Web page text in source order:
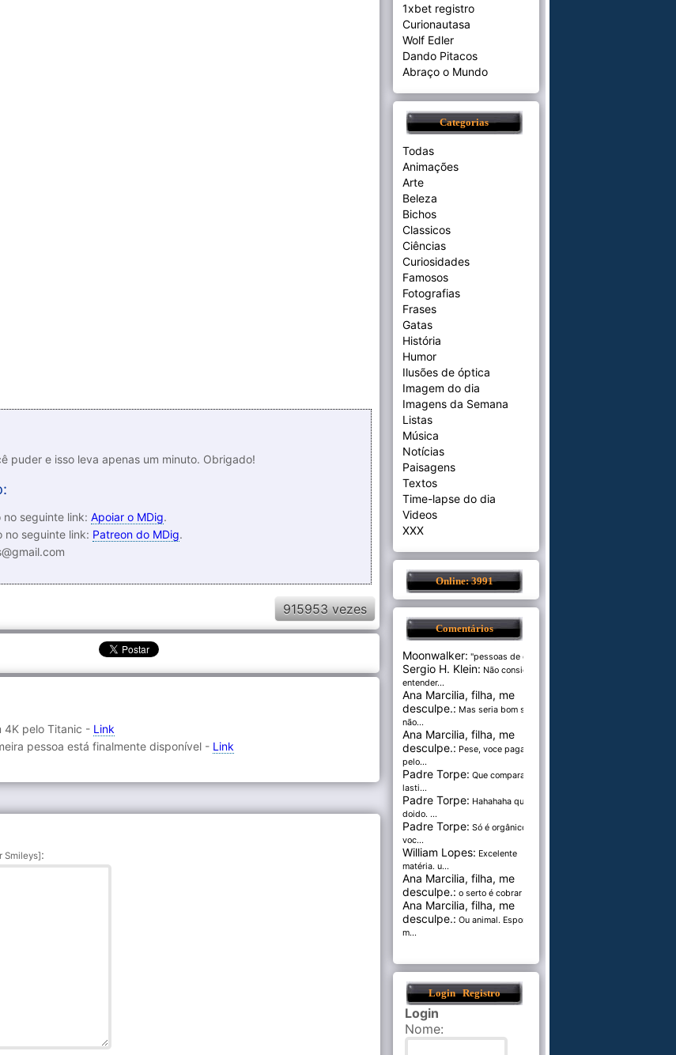
puder e isso leva apenas um minuto. Obrigado!
seguinte link: Apoiar o MDig.
no seguinte link: Patreon do MDig.
915953 vezes
4K pelo Titanic - Link
pessoa está finalmente disponível - Link
Smileys] :
1xbet registro
Curionautasa
Wolf Edler
Dando Pitacos
Abraço o Mundo
Categorias
Todas
Animações
Arte
Beleza
Bichos
Classicos
Ciências
Curiosidades
Famosos
Fotografias
Frases
Gatas
História
Humor
Ilusões de óptica
Imagem do dia
Imagens da Semana
Listas
Música
Notícias
Paisagens
Textos
Time-lapse do dia
Videos
XXX
Online: 3991
Comentários
Moonwalker: "pessoas de cer...
Sergio H. Klein: Não consigo
entender...
Ana Marcilia, filha, me
desculpe.: Mas seria bom se
não...
Ana Marcilia, filha, me
desculpe.: Pese, voce paga
pelo...
Padre Torpe: Que comparação
lasti...
Padre Torpe: Hahahaha que
doido. ...
Padre Torpe: Só é orgânico se
voc...
William Lopes: Excelente
matéria. u...
Ana Marcilia, filha, me
desculpe.: o serto é cobrar pel...
Ana Marcilia, filha, me
desculpe.: Ou animal. Esponja
m...
Login Registro
Login
Nome: